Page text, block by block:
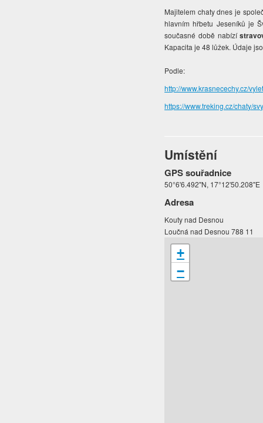
Majitelem chaty dnes je
hlavním hřbetu Jeseníků je
současné době nabízí
Kapacita je 48 lůžek. Údaje
Podle:
http://www.krasnecechy.cz/
https://www.treking.cz/chaty/
Umístění
GPS souřadnice
50°6'6.492"N, 17°12'50.208"E
Adresa
Kouty nad Desnou
Loučná nad Desnou 788 11
+
−